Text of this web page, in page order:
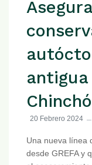
20 Febrero 2024
Una nueva línea
desde GREFA y